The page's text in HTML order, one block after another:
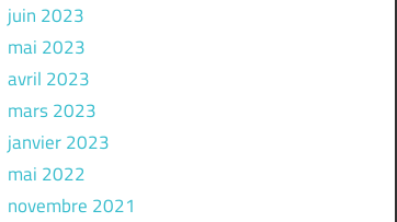
juin 2023
mai 2023
avril 2023
mars 2023
janvier 2023
mai 2022
novembre 2021